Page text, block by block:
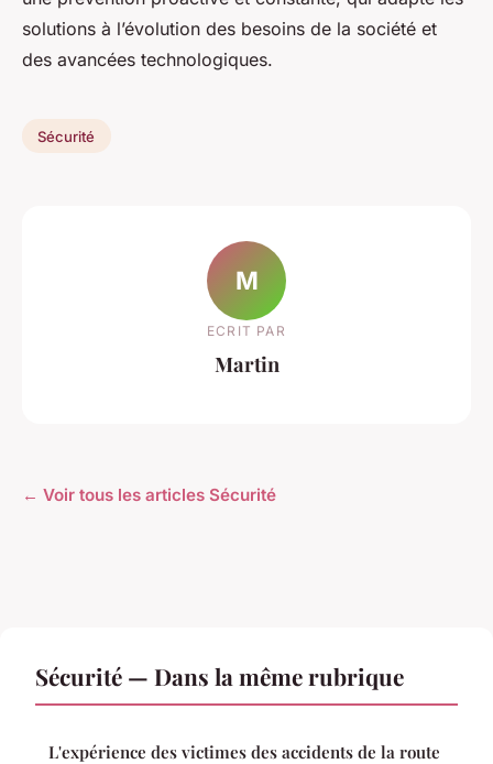
solutions à l’évolution des besoins de la société et
des avancées technologiques.
Sécurité
M
ECRIT PAR
Martin
← Voir tous les articles Sécurité
Sécurité — Dans la même rubrique
L'expérience des victimes des accidents de la route